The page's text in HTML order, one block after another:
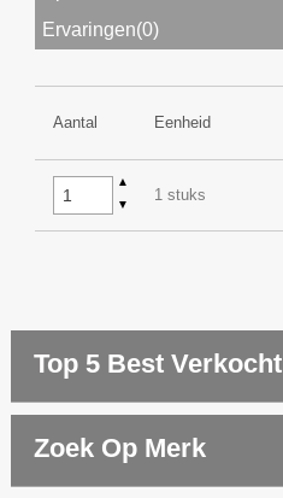
Ervaringen(0)
Aantal Eenheid
▲
▼
1 stuks
Top 5 Best Verkocht
Zoek Op Merk